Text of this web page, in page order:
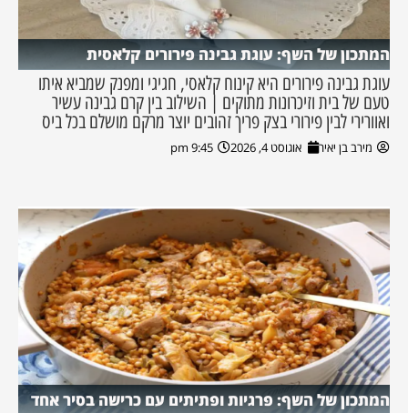
המתכון של השף: עוגת גבינה פירורים קלאסית
עוגת גבינה פירורים היא קינוח קלאסי, חגיגי ומפנק שמביא איתו
טעם של בית וזיכרונות מתוקים | השילוב בין קרם גבינה עשיר
ואוורירי לבין פירורי בצק פריך זהובים יוצר מרקם מושלם בכל ביס
מירב בן יאיר אוגוסט 4, 2026 9:45 pm
המתכון של השף: פרגיות ופתיתים עם כרישה בסיר אחד